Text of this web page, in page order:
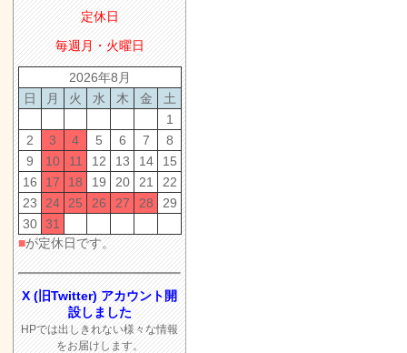
定休日
毎週月・火曜日
2026年8月
日
月 火 水 木 金
土
1
2
3 4 5 6 7
8
9
10 11 12 13 14
15
16
17 18 19 20 21
22
23
24 25 26 27 28
29
30 31
■が定休日です。
X (旧Twitter) アカウント開
設しました
HPでは出しきれない様々な情報
をお届けします。